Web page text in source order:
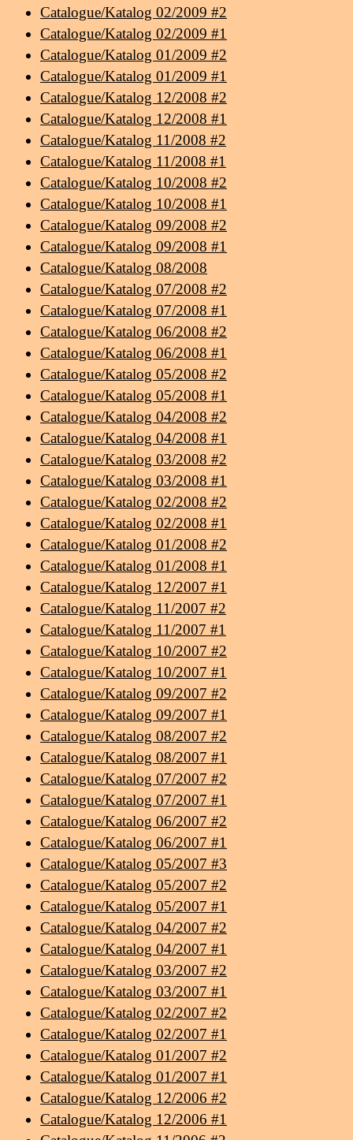
Catalogue/Katalog 02/2009 #2
Catalogue/Katalog 02/2009 #1
Catalogue/Katalog 01/2009 #2
Catalogue/Katalog 01/2009 #1
Catalogue/Katalog 12/2008 #2
Catalogue/Katalog 12/2008 #1
Catalogue/Katalog 11/2008 #2
Catalogue/Katalog 11/2008 #1
Catalogue/Katalog 10/2008 #2
Catalogue/Katalog 10/2008 #1
Catalogue/Katalog 09/2008 #2
Catalogue/Katalog 09/2008 #1
Catalogue/Katalog 08/2008
Catalogue/Katalog 07/2008 #2
Catalogue/Katalog 07/2008 #1
Catalogue/Katalog 06/2008 #2
Catalogue/Katalog 06/2008 #1
Catalogue/Katalog 05/2008 #2
Catalogue/Katalog 05/2008 #1
Catalogue/Katalog 04/2008 #2
Catalogue/Katalog 04/2008 #1
Catalogue/Katalog 03/2008 #2
Catalogue/Katalog 03/2008 #1
Catalogue/Katalog 02/2008 #2
Catalogue/Katalog 02/2008 #1
Catalogue/Katalog 01/2008 #2
Catalogue/Katalog 01/2008 #1
Catalogue/Katalog 12/2007 #1
Catalogue/Katalog 11/2007 #2
Catalogue/Katalog 11/2007 #1
Catalogue/Katalog 10/2007 #2
Catalogue/Katalog 10/2007 #1
Catalogue/Katalog 09/2007 #2
Catalogue/Katalog 09/2007 #1
Catalogue/Katalog 08/2007 #2
Catalogue/Katalog 08/2007 #1
Catalogue/Katalog 07/2007 #2
Catalogue/Katalog 07/2007 #1
Catalogue/Katalog 06/2007 #2
Catalogue/Katalog 06/2007 #1
Catalogue/Katalog 05/2007 #3
Catalogue/Katalog 05/2007 #2
Catalogue/Katalog 05/2007 #1
Catalogue/Katalog 04/2007 #2
Catalogue/Katalog 04/2007 #1
Catalogue/Katalog 03/2007 #2
Catalogue/Katalog 03/2007 #1
Catalogue/Katalog 02/2007 #2
Catalogue/Katalog 02/2007 #1
Catalogue/Katalog 01/2007 #2
Catalogue/Katalog 01/2007 #1
Catalogue/Katalog 12/2006 #2
Catalogue/Katalog 12/2006 #1